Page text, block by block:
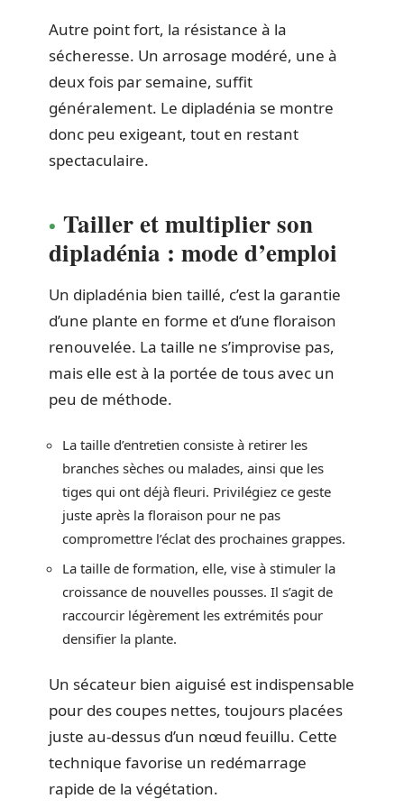
Autre point fort, la résistance à la
sécheresse. Un arrosage modéré, une à
deux fois par semaine, suffit
généralement. Le dipladénia se montre
donc peu exigeant, tout en restant
spectaculaire.
Tailler et multiplier son
dipladénia : mode d’emploi
Un dipladénia bien taillé, c’est la garantie
d’une plante en forme et d’une floraison
renouvelée. La taille ne s’improvise pas,
mais elle est à la portée de tous avec un
peu de méthode.
La taille d’entretien consiste à retirer les
branches sèches ou malades, ainsi que les
tiges qui ont déjà fleuri. Privilégiez ce geste
juste après la floraison pour ne pas
compromettre l’éclat des prochaines grappes.
La taille de formation, elle, vise à stimuler la
croissance de nouvelles pousses. Il s’agit de
raccourcir légèrement les extrémités pour
densifier la plante.
Un sécateur bien aiguisé est indispensable
pour des coupes nettes, toujours placées
juste au-dessus d’un nœud feuillu. Cette
technique favorise un redémarrage
rapide de la végétation.